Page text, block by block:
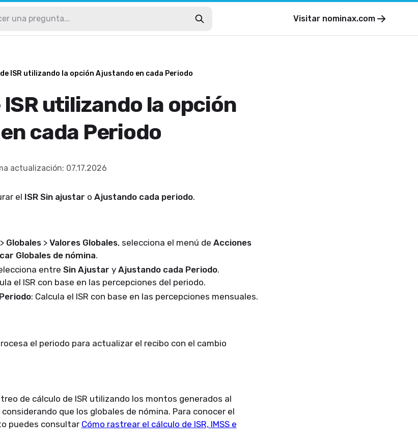
Visitar nominax.com
ISR utilizando la opción Ajustando en cada Periodo
utilizando la opción
cada Periodo
actualización: 07.17.2026
el ISR Sin ajustar o Ajustando cada periodo.
> Globales > Valores Globales, selecciona el menú de Acciones
Globales de nómina.
entre Sin Ajustar y Ajustando cada Periodo.
el ISR con base en las percepciones del periodo.
: Calcula el ISR con base en las percepciones mensuales.
el periodo para actualizar el recibo con el cambio
de cálculo de ISR utilizando los montos generados al
que los globales de nómina. Para conocer el
puedes consultar Cómo rastrear el cálculo de ISR, IMSS e